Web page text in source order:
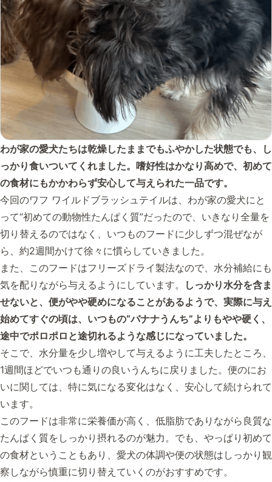
わが家の愛犬たちは乾燥したままでもふやかした状態でも、し
っかり食いついてくれました。嗜好性はかなり高めで、初めて
の食材にもかかわらず安心して与えられた一品です。
今回のワフ ワイルドブラッシュテイルは、わが家の愛犬にと
って“初めての動物性たんぱく質”だったので、いきなり全量を
切り替えるのではなく、いつものフードに少しずつ混ぜなが
ら、約2週間かけて徐々に慣らしていきました。
また、このフードはフリーズドライ製法なので、水分補給にも
気を配りながら与えるようにしています。
しっかり水分を含ま
せないと、便がやや硬めになることがあるようで、実際に与え
始めてすぐの頃は、いつもの“バナナうんち”よりもやや硬く、
途中でポロポロと途切れるような感じになっていました。
そこで、水分量を少し増やして与えるように工夫したところ、
1週間ほどでいつも通りの良いうんちに戻りました。便のにお
いに関しては、特に気になる変化はなく、安心して続けられて
います。
このフードは非常に栄養価が高く、低脂肪でありながら良質な
たんぱく質をしっかり摂れるのが魅力。でも、やっぱり初めて
の食材ということもあり、愛犬の体調や便の状態はしっかり観
察しながら慎重に切り替えていくのがおすすめです。